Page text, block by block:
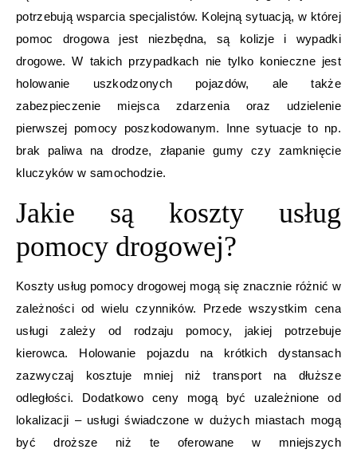
potrzebują wsparcia specjalistów. Kolejną sytuacją, w której
pomoc drogowa jest niezbędna, są kolizje i wypadki
drogowe. W takich przypadkach nie tylko konieczne jest
holowanie uszkodzonych pojazdów, ale także
zabezpieczenie miejsca zdarzenia oraz udzielenie
pierwszej pomocy poszkodowanym. Inne sytuacje to np.
brak paliwa na drodze, złapanie gumy czy zamknięcie
kluczyków w samochodzie.
Jakie są koszty usług
pomocy drogowej?
Koszty usług pomocy drogowej mogą się znacznie różnić w
zależności od wielu czynników. Przede wszystkim cena
usługi zależy od rodzaju pomocy, jakiej potrzebuje
kierowca. Holowanie pojazdu na krótkich dystansach
zazwyczaj kosztuje mniej niż transport na dłuższe
odległości. Dodatkowo ceny mogą być uzależnione od
lokalizacji – usługi świadczone w dużych miastach mogą
być droższe niż te oferowane w mniejszych